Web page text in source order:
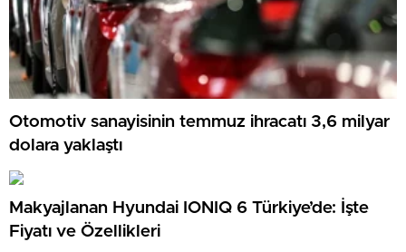
Otomotiv sanayisinin temmuz ihracatı 3,6 milyar
dolara yaklaştı
Makyajlanan Hyundai IONIQ 6 Türkiye’de: İşte
Fiyatı ve Özellikleri